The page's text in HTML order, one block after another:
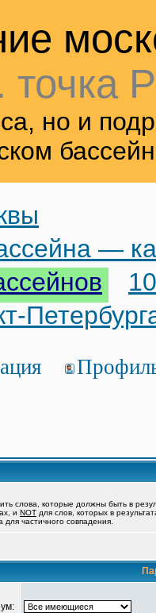
но и
—
слова, которые должны быть в
и NOT для слов, которых в
частичного совпадения.